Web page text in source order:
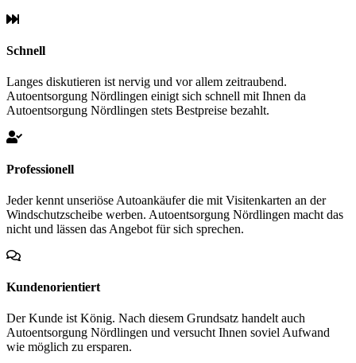
Schnell
Langes diskutieren ist nervig und vor allem zeitraubend.
Autoentsorgung Nördlingen einigt sich schnell mit Ihnen da
Autoentsorgung Nördlingen stets Bestpreise bezahlt.
Professionell
Jeder kennt unseriöse Autoankäufer die mit Visitenkarten an der
Windschutzscheibe werben. Autoentsorgung Nördlingen macht das
nicht und lässen das Angebot für sich sprechen.
Kundenorientiert
Der Kunde ist König. Nach diesem Grundsatz handelt auch
Autoentsorgung Nördlingen und versucht Ihnen soviel Aufwand
wie möglich zu ersparen.